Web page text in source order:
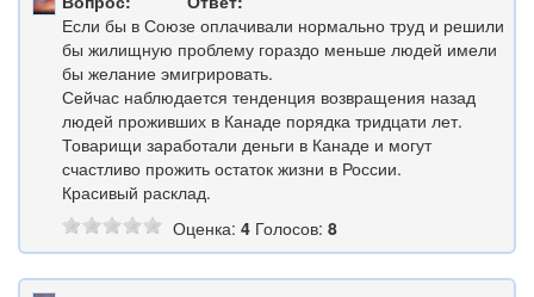
Если бы в Союзе оплачивали нормально труд и решили
бы жилищную проблему гораздо меньше людей имели
бы желание эмигрировать.
Сейчас наблюдается тенденция возвращения назад
людей проживших в Канаде порядка тридцати лет.
Товарищи заработали деньги в Канаде и могут
счастливо прожить остаток жизни в России.
Красивый расклад.
Оценка: 4 Голосов: 8